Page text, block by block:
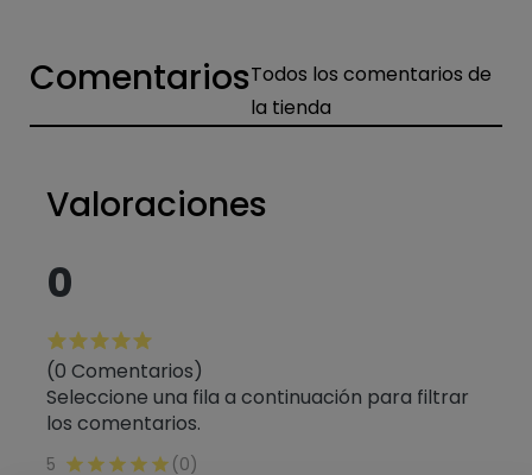
ComentariosTodos los comentarios de
la tienda
Valoraciones
0
(0 Comentarios)
Seleccione una fila a continuación para filtrar
los comentarios.
5 (0)